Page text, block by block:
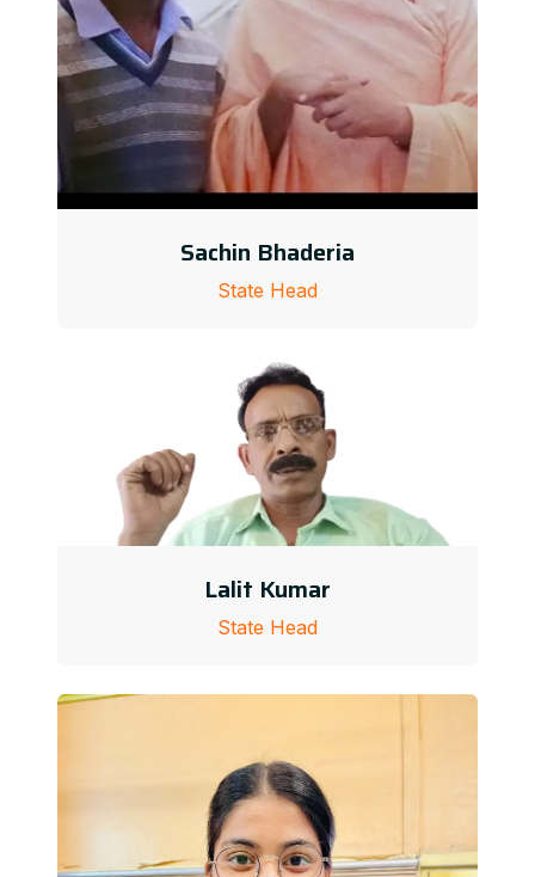
Sachin Bhaderia
State Head
Lalit Kumar
State Head